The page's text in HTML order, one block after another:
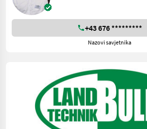
+43 676 *********
Nazovi savjetnika